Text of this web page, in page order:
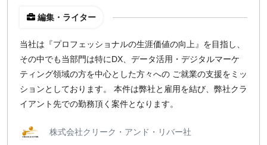
編集・ライター
当社は『プロフェッショナルの生涯価値の向上』を目指し、
その中でも当部門は特にDX、データ活用・デジタルマーケ
ティング領域の方を中心とした方々への ご就業の支援をミッ
ションとしております。 本件は弊社と雇用を結び、弊社クラ
イアント先での勤務頂く案件となります。
株式会社クリーク・アンド・リバー社